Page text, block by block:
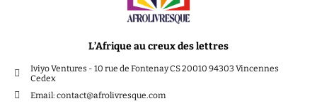
L’Afrique au creux des lettres
Iviyo Ventures - 10 rue de Fontenay CS 20010 94303 Vincennes
Cedex
Email: contact@afrolivresque.com